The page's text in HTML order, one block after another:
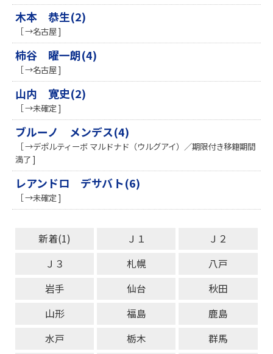
木本 恭生(2)
［ →名古屋 ]
柿谷 曜一朗(4)
［ →名古屋 ]
山内 寛史(2)
［ →未確定 ]
ブルーノ メンデス(4)
［ →デポルティーボ マルドナド（ウルグアイ）／期限付き移籍期間
満了 ]
レアンドロ デサバト(6)
［ →未確定 ]
新着(1) Ｊ１
Ｊ２
Ｊ３
札幌
八戸
岩手
仙台
秋田
山形
福島
鹿島
水戸
栃木
群馬